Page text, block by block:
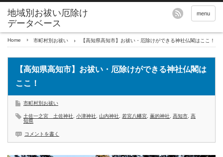
地域別お祓い厄除け
データベース
menu
Home 市町村別お祓い 【高知県高知市】お祓い・厄除けができる神社仏閣はここ！
【高知県高知市】お祓い・厄除けができる神社仏閣は
ここ！
市町村別お祓い
土佐一之宮 土佐神社 小津神社 山内神社 若宮八幡宮 薫的神社 高知市 高
知県
コメントを書く